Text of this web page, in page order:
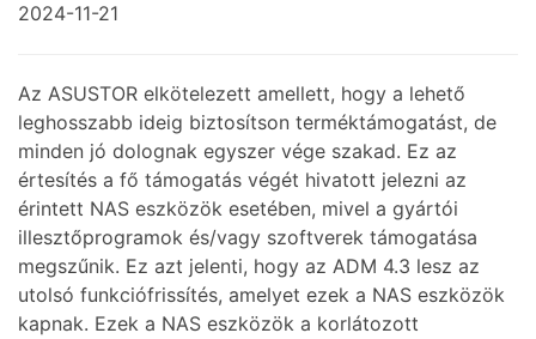
2024-11-21
Az ASUSTOR elkötelezett amellett, hogy a lehető
leghosszabb ideig biztosítson terméktámogatást, de
minden jó dolognak egyszer vége szakad. Ez az
értesítés a fő támogatás végét hivatott jelezni az
érintett NAS eszközök esetében, mivel a gyártói
illesztőprogramok és/vagy szoftverek támogatása
megszűnik. Ez azt jelenti, hogy az ADM 4.3 lesz az
utolsó funkciófrissítés, amelyet ezek a NAS eszközök
kapnak. Ezek a NAS eszközök a korlátozott